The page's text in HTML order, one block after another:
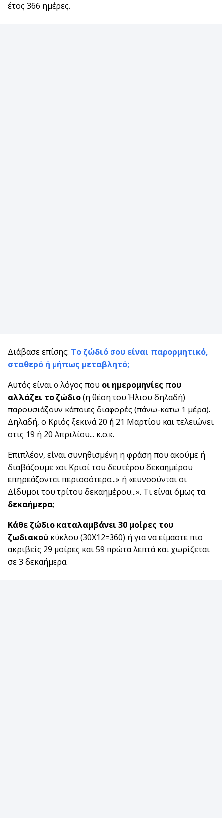
έτος 366 ημέρες.
Διάβασε επίσης: Το ζώδιό σου είναι παρορμητικό,
σταθερό ή μήπως μεταβλητό;
Αυτός είναι ο λόγος που οι ημερομηνίες που
αλλάζει το ζώδιο(η θέση του Ήλιου δηλαδή)
παρουσιάζουν κάποιες διαφορές (πάνω-κάτω 1 μέρα).
Δηλαδή, ο Κριός ξεκινά 20 ή 21 Μαρτίου και τελειώνει
στις 19 ή 20 Απριλίου... κ.ο.κ.
Επιπλέον, είναι συνηθισμένη η φράση που ακούμε ή
διαβάζουμε «οι Κριοί του δευτέρου δεκαημέρου
επηρεάζονται περισσότερο...» ή «ευνοούνται οι
Δίδυμοι του τρίτου δεκαημέρου...». Τι είναι όμως τα
δεκαήμερα;
Κάθε ζώδιο καταλαμβάνει 30 μοίρες του
ζωδιακού κύκλου (30Χ12=360) ή για να είμαστε πιο
ακριβείς 29 μοίρες και 59 πρώτα λεπτά και χωρίζεται
σε 3 δεκαήμερα.